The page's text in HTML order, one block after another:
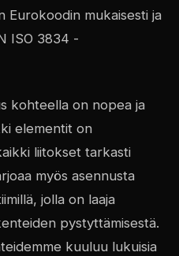
Eurokoodin mukaisesti ja
ISO 3834 -
kohteella on nopea ja
elementit on
liitokset tarkasti
myös asennusta
jolla on laaja
pystyttämisestä.
kuuluu lukuisia